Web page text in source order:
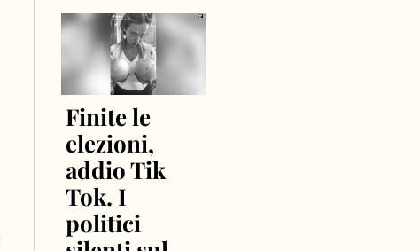
Finite le
elezioni,
addio Tik
Tok. I
politici